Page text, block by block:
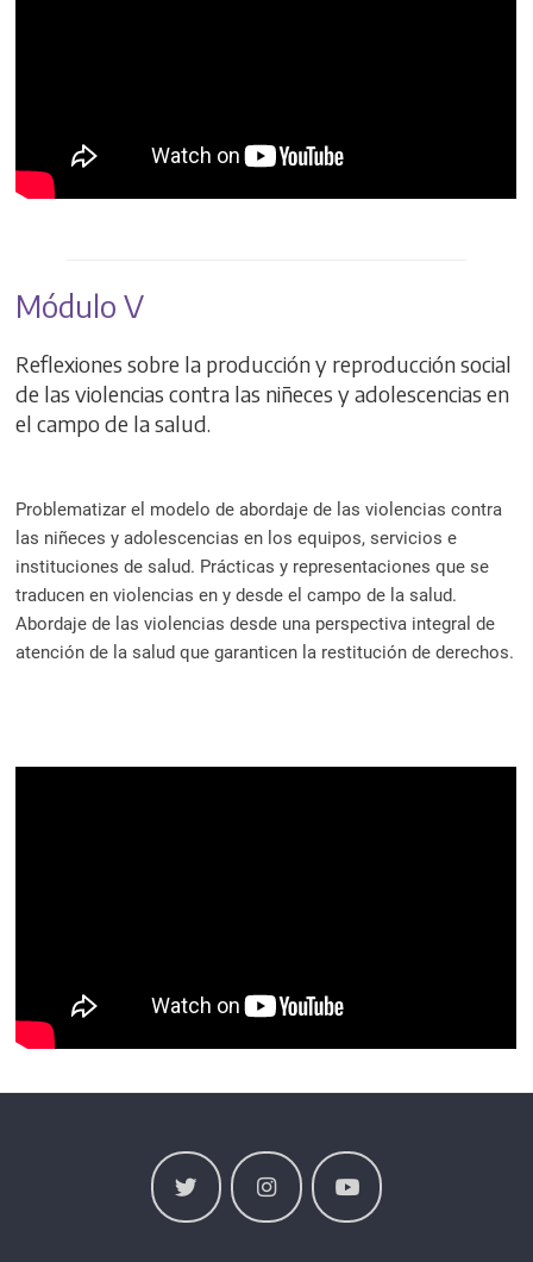
Módulo V
Reflexiones sobre la producción y reproducción social
de las violencias contra las niñeces y adolescencias en
el campo de la salud.
Problematizar el modelo de abordaje de las violencias contra
las niñeces y adolescencias en los equipos, servicios e
instituciones de salud. Prácticas y representaciones que se
traducen en violencias en y desde el campo de la salud.
Abordaje de las violencias desde una perspectiva integral de
atención de la salud que garanticen la restitución de derechos.